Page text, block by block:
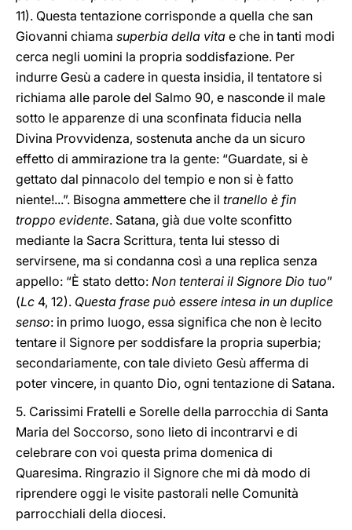
11). Questa tentazione corrisponde a quella che san
Giovanni chiama superbia della vita e che in tanti modi
cerca negli uomini la propria soddisfazione. Per
indurre Gesù a cadere in questa insidia, il tentatore si
richiama alle parole del Salmo 90, e nasconde il male
sotto le apparenze di una sconfinata fiducia nella
Divina Provvidenza, sostenuta anche da un sicuro
effetto di ammirazione tra la gente: “Guardate, si è
gettato dal pinnacolo del tempio e non si è fatto
niente!...”. Bisogna ammettere che il tranello è fin
troppo evidente. Satana, già due volte sconfitto
mediante la Sacra Scrittura, tenta lui stesso di
servirsene, ma si condanna così a una replica senza
appello: “È stato detto: Non tenterai il Signore Dio tuo”
(Lc 4, 12). Questa frase può essere intesa in un duplice
senso: in primo luogo, essa significa che non è lecito
tentare il Signore per soddisfare la propria superbia;
secondariamente, con tale divieto Gesù afferma di
poter vincere, in quanto Dio, ogni tentazione di Satana.
5. Carissimi Fratelli e Sorelle della parrocchia di Santa
Maria del Soccorso, sono lieto di incontrarvi e di
celebrare con voi questa prima domenica di
Quaresima. Ringrazio il Signore che mi dà modo di
riprendere oggi le visite pastorali nelle Comunità
parrocchiali della diocesi.